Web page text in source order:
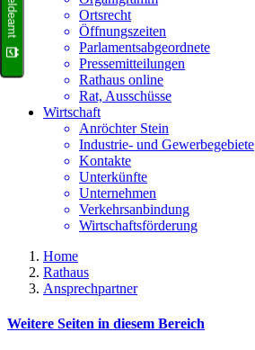
Ortsrecht
Öffnungszeiten
Parlamentsabgeordnete
Pressemitteilungen
Rathaus online
Rat, Ausschüsse
Wirtschaft
Anröchter Stein
Industrie- und Gewerbegebiete
Kontakte
Unterkünfte
Unternehmen
Verkehrsanbindung
Wirtschaftsförderung
Home
Rathaus
Ansprechpartner
Weitere Seiten in diesem Bereich